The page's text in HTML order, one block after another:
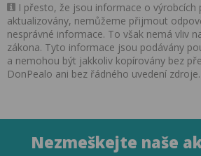
I přesto, že jsou informace o výrobcích
aktualizovány, nemůžeme přijmout
nesprávné informace. To však nemá vliv
zákona. Tyto informace jsou podávány
a nemohou být jakkoliv kopírovány bez
DonPealo ani bez řádného uvedení zdroje.
Nezmeškejte naše